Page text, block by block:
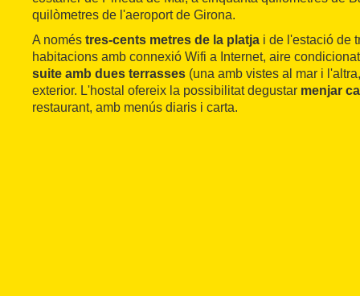
quilòmetres de l'aeroport de Girona.
A només tres-cents metres de la platja i de l'estació de
habitacions amb connexió Wifi a Internet, aire
suite amb dues terrasses (una amb vistes al mar i
exterior. L'hostal ofereix la possibilitat degustar menjar
restaurant, amb menús diaris i carta.